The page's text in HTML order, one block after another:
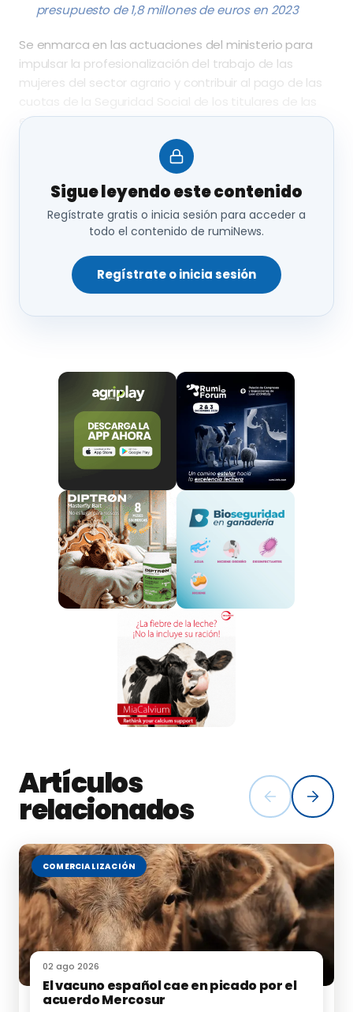
presupuesto de 1,8 millones de euros en 2023
Se enmarca en las actuaciones del ministerio para
impulsar la profesionalización del trabajo de las
mujeres del sector agrario y contribuir al pago de las
explotaciones
ministerio de Agricultura, Pesca y
Alimentaciónha publicado, en el tablón de anuncios
de su sede electrónica, laresolución definitiva de
las subvencionesa lasexplotaciones agrarias de
titularidad compartida
explotación.
La finalidad de estas ayudas, cuyos pagos se
realizarán antes de que finalice este año, es contribuir
Seguridad Socialde los
titulares de las explotaciones agrarias de titularidad
compartida. De esta forma, el ministerio apoya a
unas entidades que tienen un elevado potencial a la
hora de mantener el tejido social y económico del
sector agroalimentario y del medio rural.
Esta línea de ayudas, que en 2023 contaba con un
presupuesto de 1,8 millones de euros
en las actuaciones que lleva a cabo el ministerio para
impulsar la profesionalización del trabajo de las
mujeres del sector agrario, a través de la
incorporación de las mujeres a la titularidad de las
Se puede consultar más información sobre las
características de estas ayudas en la página web del
compartida en las explotaciones agrarias.
Fuente:
MAPA
Te puede interesar:
Sigue leyendo este contenido
Regístrate gratis o inicia sesión para acceder a
todo el contenido de rumiNews.
Regístrate o inicia sesión
Artículos
relacionados
COMERCIALIZACIÓN
02 ago 2026
El vacuno español cae en picado por el
acuerdo Mercosur